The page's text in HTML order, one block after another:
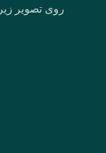
روی تصویر